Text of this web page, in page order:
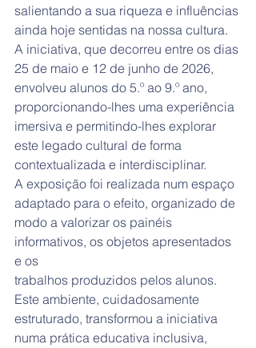
salientando a sua riqueza e influências
ainda hoje sentidas na nossa cultura.
A iniciativa, que decorreu entre os dias
25 de maio e 12 de junho de 2026,
envolveu alunos do 5.º ao 9.º ano,
proporcionando-lhes uma experiência
imersiva e permitindo-lhes explorar
este legado cultural de forma
contextualizada e interdisciplinar.
A exposição foi realizada num espaço
adaptado para o efeito, organizado de
modo a valorizar os painéis
informativos, os objetos apresentados
e os
trabalhos produzidos pelos alunos.
Este ambiente, cuidadosamente
estruturado, transformou a iniciativa
numa prática educativa inclusiva,